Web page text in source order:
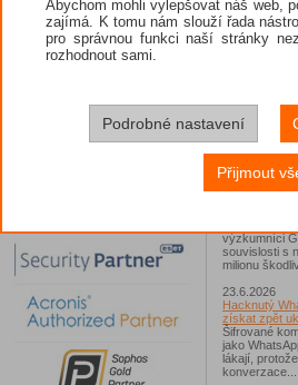
26.6.2026
ESET: S
zaplavují
Chase Home
Race
útočníků bylo
Polsko,
Slovenskem...
24.6.2026
výzkumníci
souvislosti s
milionu
23.6.2026
Hacknutý
získat zpět
Šifrované
jako
lákají,
konverzace...
Abychom mohli vylepšovat náš web,
zajímá. K tomu nám slouží řada
pro správnou funkci naší stránky
rozhodnout sami.
Podrobné nastavení
Přijmout